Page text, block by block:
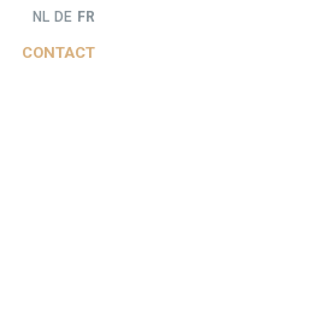
NL DE FR
CONTACT